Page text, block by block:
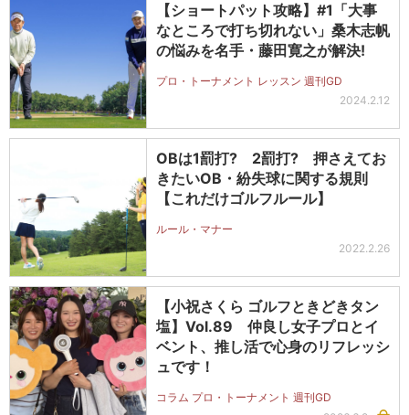
【ショートパット攻略】#1「大事
なところで打ち切れない」桑木志帆
の悩みを名手・藤田寛之が解決!
プロ・トーナメント レッスン 週刊GD
2024.2.12
OBは1罰打? 2罰打? 押さえてお
きたいOB・紛失球に関する規則
【これだけゴルフルール】
ルール・マナー
2022.2.26
【小祝さくら ゴルフときどきタン
塩】Vol.89 仲良し女子プロとイ
ベント、推し活で心身のリフレッシ
ュです！
コラム プロ・トーナメント 週刊GD